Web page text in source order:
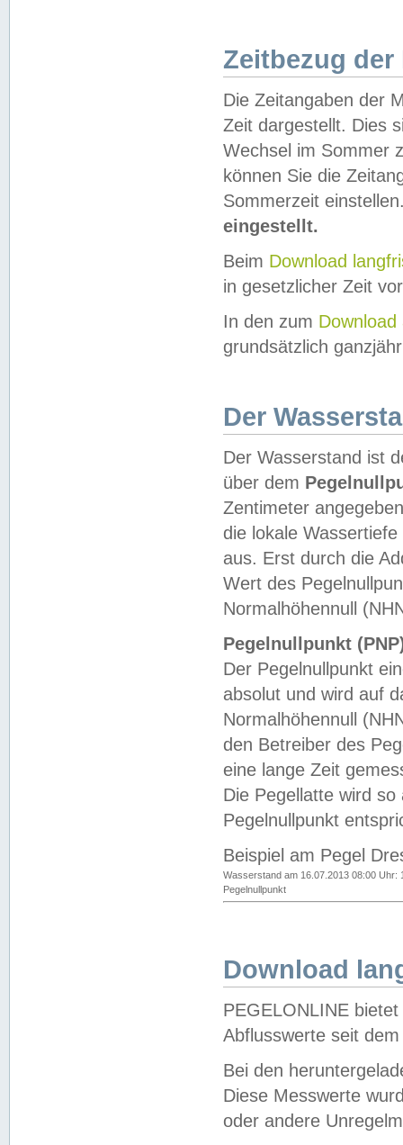
Zeitbezug der
Die Zeitangaben der
Zeit dargestellt. Dies
Wechsel im Sommer
können Sie die
Sommerzeit
eingestellt.
Beim Download
in gesetzlicher Zeit
In den zum Download
grundsätzlich
Der
Der Wasserstand ist
über dem
Zentimeter
die lokale
aus. Erst durch die
Wert des
Normalhöhennull
Pegelnullpunkt
Der Pegelnullpunkt
absolut und wird auf
Normalhöhennull
den Betreiber des
eine lange Zeit
Die Pegellatte wird
Pegelnullpunkt
Beispiel am Pegel
Wasserstand am 16.07.2013 08:00 Uhr:
Pegelnullpunkt
Download
PEGELONLINE
Abflusswerte seit
Bei den
Diese Messwerte
oder andere